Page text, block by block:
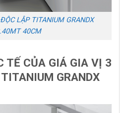
LẬP TITANIUM GRANDX
40CM
TẾ CỦA GIÁ GIA VỊ 3
GRANDX